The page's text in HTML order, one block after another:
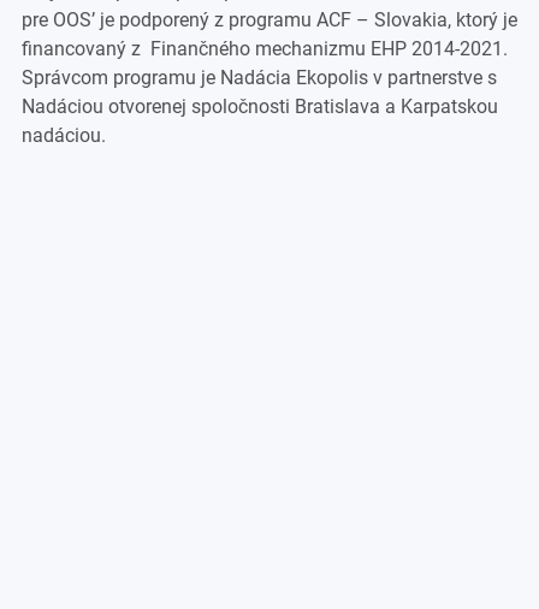
pre OOS’ je podporený z programu ACF – Slovakia, ktorý je
financovaný z Finančného mechanizmu EHP 2014-2021.
Správcom programu je Nadácia Ekopolis v partnerstve s
Nadáciou otvorenej spoločnosti Bratislava a Karpatskou
nadáciou.